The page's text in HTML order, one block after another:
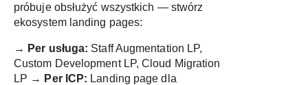
próbuje obsłużyć wszystkich — stwórz
ekosystem landing pages:
→ Per usługa: Staff Augmentation LP,
Custom Development LP, Cloud Migration
LP → Per ICP: Landing page dla